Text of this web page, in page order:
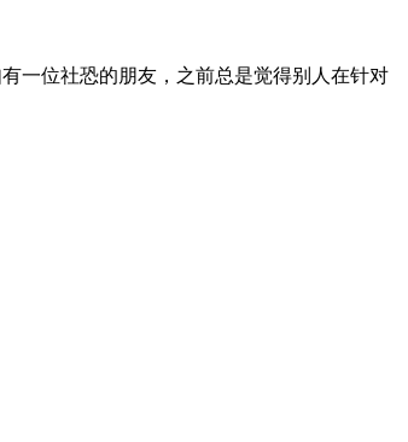
一位社恐的朋友，之前总是觉得别人在针对